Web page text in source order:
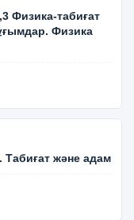
табиғат
Физика
және адам